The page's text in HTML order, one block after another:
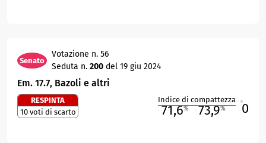
Senato
Votazione n. 56
Seduta n. 200 del 19 giu 2024
Em. 17.7, Bazoli e altri
RESPINTA
10 voti di scarto
Indice di compattezza
71,6% 73,9% 0